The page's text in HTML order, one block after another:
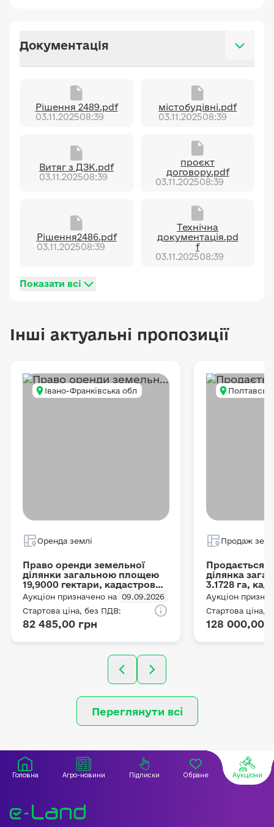
Документація
Рішення 2489.pdf
03.11.202508:39
містобудівні.pdf
03.11.202508:39
Витяг з ДЗК.pdf
03.11.202508:39
проєкт
договору.pdf
03.11.202508:39
Рішення2486.pdf
03.11.202508:39
Технічна
документація.pd
f
03.11.202508:39
Показати всі
Інші актуальні пропозиції
Івано-Франківська обл
Оренда землі
Право оренди земельної
ділянки загальною площею
19,9000 гектари, кадастровий
номер –
2625888601:03:017:0026 для
іншого
сільськогосподарського
розташована за адресою:
село Ямниця, урочище
"Темрява" Ямницької
сільської ради, Івано-
Франківського району,
Аукціон призначено на 09.09.2026
Стартова ціна, без ПДВ:
82 485,00 грн
Продаж
Продається
ділянка
3.1728 га,
адреса:
ведення
Аукціон
Стартова ціна,
128 000,00
Переглянути всі
Головна Агро-новини Підписки Обране Аукціони